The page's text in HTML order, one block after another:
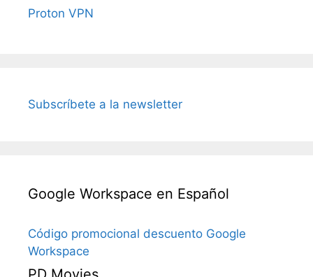
Proton VPN
Subscríbete a la newsletter
Google Workspace en Español
Código promocional descuento Google
Workspace